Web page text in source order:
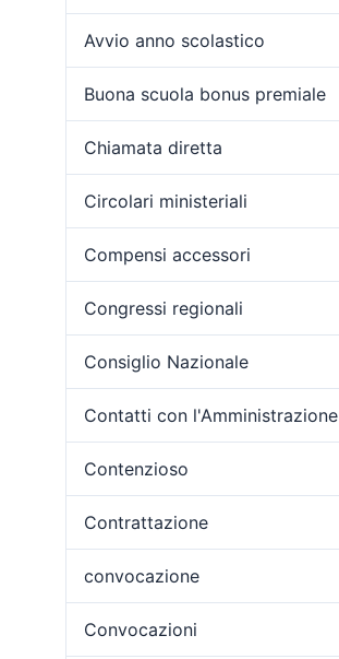
Avvio anno scolastico
Buona scuola bonus premiale
Chiamata diretta
Circolari ministeriali
Compensi accessori
Congressi regionali
Consiglio Nazionale
Contatti con l'Amministrazione
Contenzioso
Contrattazione
convocazione
Convocazioni